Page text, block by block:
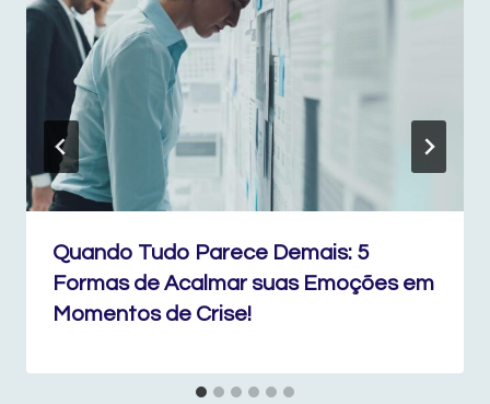
Quando Tudo Parece Demais: 5
Formas de Acalmar suas Emoções em
Momentos de Crise!